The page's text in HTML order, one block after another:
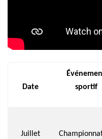
Date
sportif
Juillet